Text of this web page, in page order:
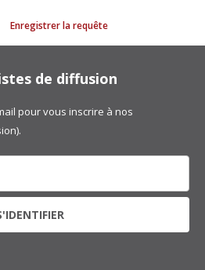
Enregistrer la requête
de diffusion
pour vous inscrire à nos